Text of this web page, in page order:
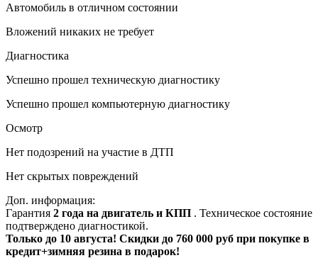
Автомобиль в отличном состоянии
Вложений никаких не требует
Диагностика
Успешно прошел техническую диагностику
Успешно прошел компьютерную диагностику
Осмотр
Нет подозрений на участие в ДТП
Нет скрытых повреждений
Доп. информация:
Гарантия 2 года на двигатель и КПП . Техническое состояние
подтверждено диагностикой.
Только до 10 августа! Скидки до 760 000 руб при покупке в
кредит+зимняя резина в подарок!